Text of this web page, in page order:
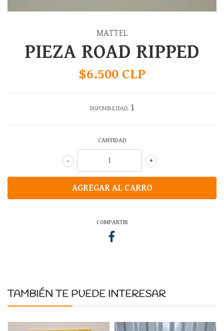
MATTEL
PIEZA ROAD RIPPED
$6.500 CLP
DISPONIBILIDAD: 1
CANTIDAD
+
-
COMPARTIR
TAMBIÉN TE PUEDE INTERESAR